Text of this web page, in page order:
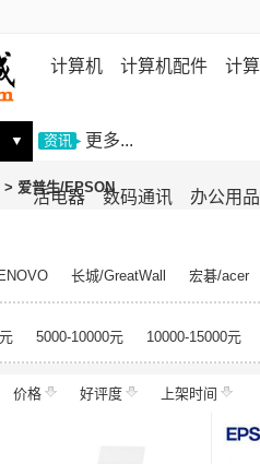
计算机 计算机配件 计
机 存储设备
活电器 数码通讯 办公用品
▼ 资讯 更多...
爱普生/EPSON
长城/GreatWall
宏碁/acer
华硕/ASUS 戴尔/DELL
三
TCL 长虹/CHANGHONG
索尼
大华/dahua 奔图/PANTUM
金典/
科密/comet 希沃/seewo
中福/
爱普生/
5000-10000元 10000-15000元
价格 好评度 上架时间